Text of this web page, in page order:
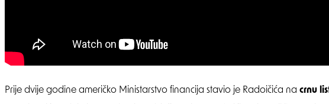
Prije dvije godine američko Ministarstvo financija stavio je Radoičića na crnu